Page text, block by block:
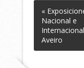
«
Nacional e
Aveiro